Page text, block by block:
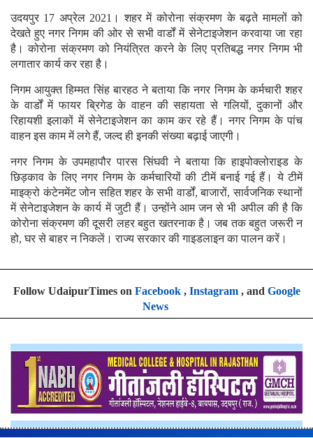
उदयपुर 17 अप्रेल 2021। शहर में कोरोना संक्रमण के बढ़ते मामलों को
देखते हुए नगर निगम की ओर से सभी वार्डों में सेनेटाइजेशन करवाया जा रहा
है। कोरोना संक्रमण को नियंत्रित करने के लिए प्रतिबद्ध नगर निगम भी
लगातार कार्य कर रहा है।
निगम आयुक्त हिम्मत सिंह बारहठ ने बताया कि नगर निगम के कर्मचारी शहर
के वार्डों में फायर ब्रिगेड के वाहन की सहायता से गलियों, दुकानों और
रिहायशी इलाकों में सेनेटाइजेशन का काम कर रहे हैं। नगर निगम के पांच
वाहन इस काम में लगे हैं, जल्द ही इनकी संख्या बढ़ाई जाएगी।
नगर निगम के उपमहापौर पारस सिंघवी ने बताया कि हाइपोक्लोराइड के
छिड़काव के लिए नगर निगम के कर्मचारियों की टीमें बनाई गई हैं। ये टीमें
माइक्रो कंटेनमेंट जोन सहित शहर के सभी वार्डों, बाजारों, सार्वजनिक स्थानों
में सेनेटाइजेशन के कार्य में जुटी हैं। उन्होंने आम जन से भी अपील की है कि
कोरोना संक्रमण की दूसरी लहर बहुत खतरनाक है। जब तक बहुत जरूरी न
हो, घर से बाहर न निकलें। राज्य सरकार की गाइडलाइन का पालन करें।
Follow UdaipurTimes on Facebook, Instagram, and Google
News